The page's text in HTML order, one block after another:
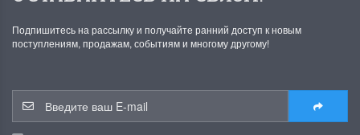
Подпишитесь на рассылку и получайте ранний доступ к новым
поступлениям, продажам, событиям и многому другому!